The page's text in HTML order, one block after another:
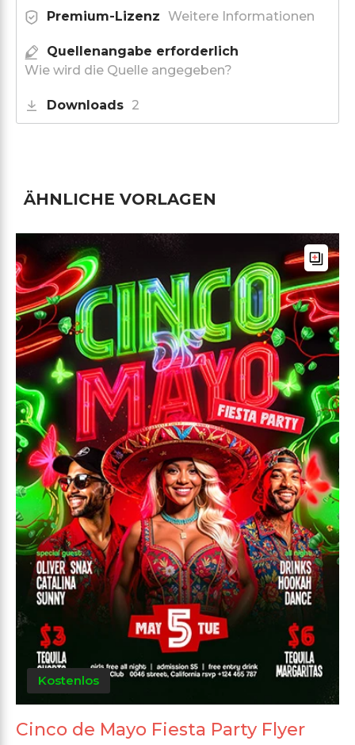
Premium-Lizenz Weitere Informationen
Quellenangabe erforderlich
Wie wird die Quelle angegeben?
Downloads 2
ÄHNLICHE VORLAGEN
Kostenlos
Cinco de Mayo Fiesta Party Flyer